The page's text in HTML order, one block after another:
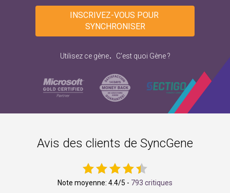
INSCRIVEZ-VOUS POUR
SYNCHRONISER
Utilisez ce gène. C'est quoi Gène ?
Avis des clients de SyncGene
Note moyenne: 4.4/5 - 793 critiques